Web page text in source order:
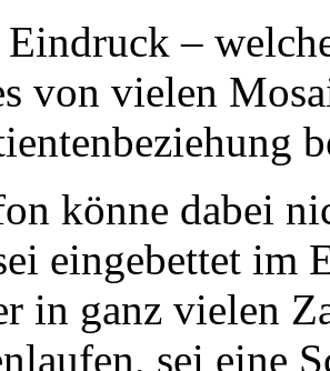
Eindruck –
von vielen
könne dabei
eingebettet im
in ganz vielen
sei eine